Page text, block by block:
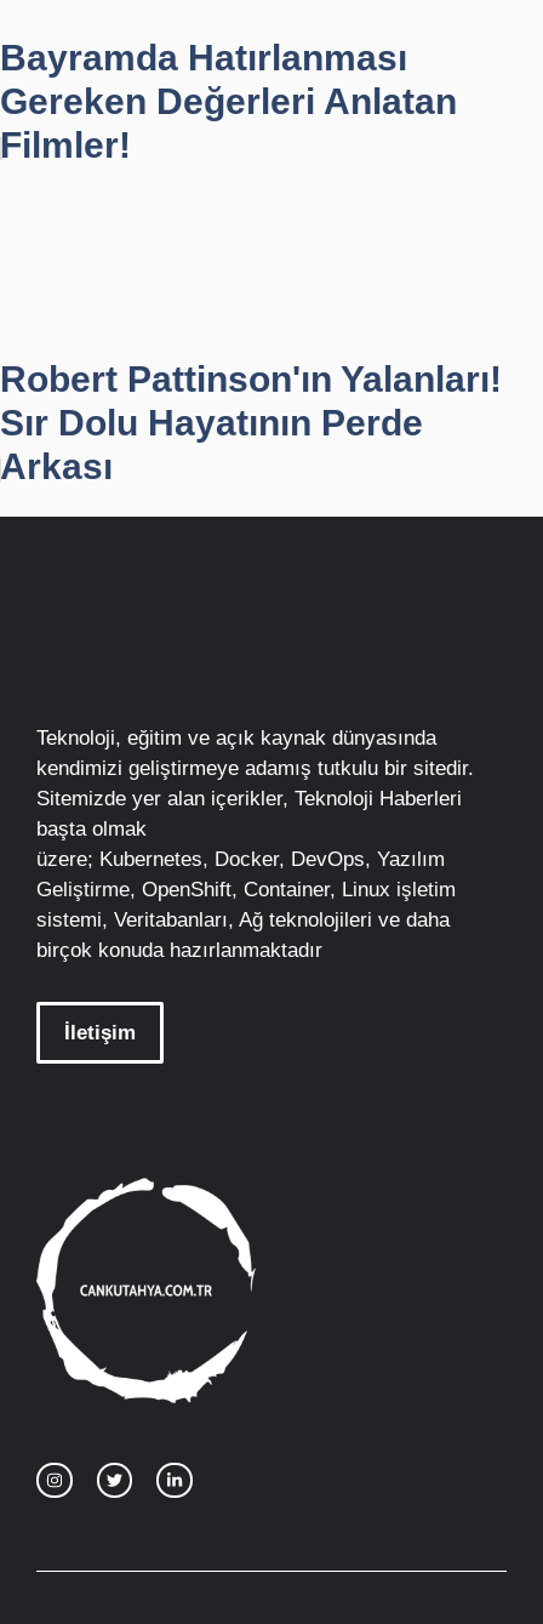
Bayramda Hatırlanması
Gereken Değerleri Anlatan
Filmler!
Robert Pattinson'ın Yalanları!
Sır Dolu Hayatının Perde
Arkası
Teknoloji, eğitim ve açık kaynak dünyasında
kendimizi geliştirmeye adamış tutkulu bir sitedir.
Sitemizde yer alan içerikler, Teknoloji Haberleri
başta olmak
üzere; Kubernetes, Docker, DevOps, Yazılım
Geliştirme, OpenShift, Container, Linux işletim
sistemi, Veritabanları, Ağ teknolojileri ve daha
birçok konuda hazırlanmaktadır
İletişim